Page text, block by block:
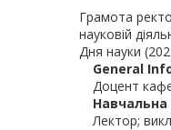
Грамота
науковій
Дня науки
General
Доцент
Навчальна
Лектор;